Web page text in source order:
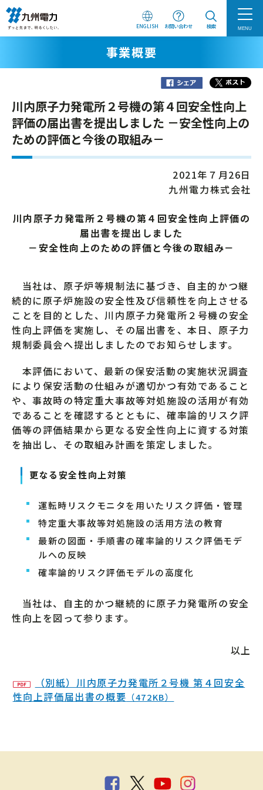
ENGLISH お問い合わせ 検索 MENU
事業概要
川内原子力発電所２号機の第４回安全性向上
評価の届出書を提出しました －安全性向上の
ための評価と今後の取組み－
2021年７月26日
九州電力株式会社
川内原子力発電所２号機の第４回安全性向上評価の
届出書を提出しました
－安全性向上のための評価と今後の取組み－
当社は、原子炉等規制法に基づき、自主的かつ継
続的に原子炉施設の安全性及び信頼性を向上させる
ことを目的とした、川内原子力発電所２号機の安全
性向上評価を実施し、その届出書を、本日、原子力
規制委員会へ提出しましたのでお知らせします。
本評価において、最新の保安活動の実施状況調査
により保安活動の仕組みが適切かつ有効であること
や、事故時の特定重大事故等対処施設の活用が有効
であることを確認するとともに、確率論的リスク評
価等の評価結果から更なる安全性向上に資する対策
を抽出し、その取組み計画を策定しました。
更なる安全性向上対策
運転時リスクモニタを用いたリスク評価・管理
特定重大事故等対処施設の活用方法の教育
最新の図面・手順書の確率論的リスク評価モデ
ルへの反映
確率論的リスク評価モデルの高度化
当社は、自主的かつ継続的に原子力発電所の安全
性向上を図って参ります。
以上
（別紙）川内原子力発電所２号機 第４回安全
性向上評価届出書の概要 （472KB）